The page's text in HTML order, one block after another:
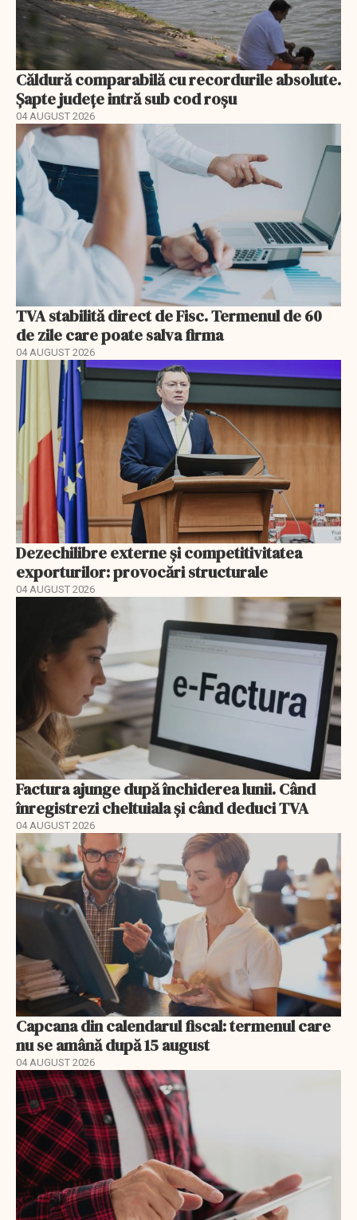
Căldură comparabilă cu recordurile absolute.
Șapte județe intră sub cod roșu
04 AUGUST 2026
TVA stabilită direct de Fisc. Termenul de 60
de zile care poate salva firma
04 AUGUST 2026
Dezechilibre externe și competitivitatea
exporturilor: provocări structurale
04 AUGUST 2026
Factura ajunge după închiderea lunii. Când
înregistrezi cheltuiala și când deduci TVA
04 AUGUST 2026
Capcana din calendarul fiscal: termenul care
nu se amână după 15 august
04 AUGUST 2026